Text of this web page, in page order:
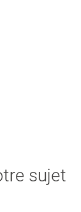
sujet